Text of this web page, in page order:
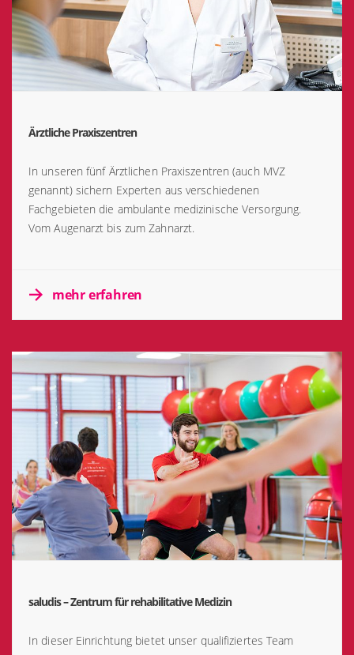
Ärztliche Praxiszentren
In unseren fünf Ärztlichen Praxiszentren (auch MVZ
genannt) sichern Experten aus verschiedenen
Fachgebieten die ambulante medizinische Versorgung.
Vom Augenarzt bis zum Zahnarzt.
mehr erfahren
saludis – Zentrum für rehabilitative Medizin
In dieser Einrichtung bietet unser qualifiziertes Team